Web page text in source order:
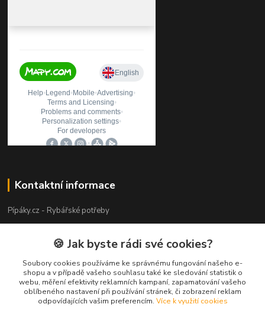
Kontaktní informace
Pípáky.cz - Rybářské potřeby
Zákaznická podpora
+420 777 789 055
(Po-Pá 9:00-18:00)
info@pipaky.cz
🍪 Jak byste rádi své cookies?
Soubory cookies používáme ke správnému fungování našeho e-
shopu a v případě vašeho souhlasu také ke sledování statistik o
webu, měření efektivity reklamních kampaní, zapamatování vašeho
oblíbeného nastavení při používání stránek, či zobrazení reklam
odpovídajících vašim preferencím. Více k využití cookies